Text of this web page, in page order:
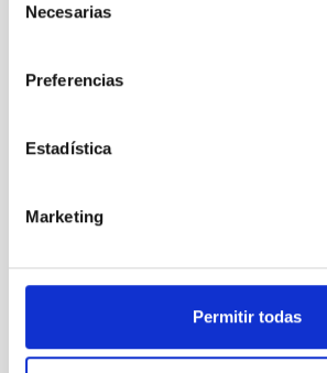
Necesarias
Preferencias
Estadística
Marketing
Permitir todas
BIA_0260